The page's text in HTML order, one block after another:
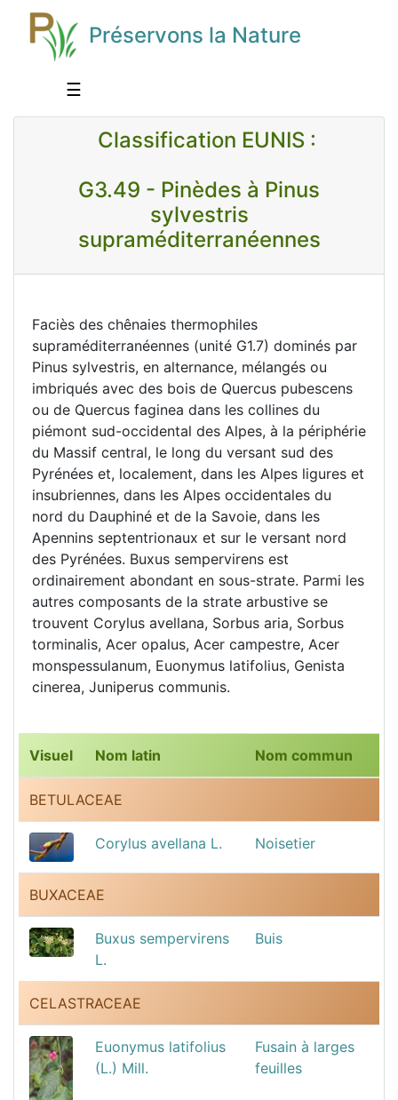
Préservons la Nature
☰
Classification EUNIS :
G3.49 - Pinèdes à Pinus
sylvestris
supraméditerranéennes
Faciès des chênaies thermophiles
supraméditerranéennes (unité G1.7) dominés par
Pinus sylvestris, en alternance, mélangés ou
imbriqués avec des bois de Quercus pubescens
ou de Quercus faginea dans les collines du
piémont sud-occidental des Alpes, à la périphérie
du Massif central, le long du versant sud des
Pyrénées et, localement, dans les Alpes ligures et
insubriennes, dans les Alpes occidentales du
nord du Dauphiné et de la Savoie, dans les
Apennins septentrionaux et sur le versant nord
des Pyrénées. Buxus sempervirens est
ordinairement abondant en sous-strate. Parmi les
autres composants de la strate arbustive se
trouvent Corylus avellana, Sorbus aria, Sorbus
torminalis, Acer opalus, Acer campestre, Acer
monspessulanum, Euonymus latifolius, Genista
cinerea, Juniperus communis.
Visuel Nom latin Nom commun
BETULACEAE
Corylus avellana L. Noisetier
BUXACEAE
Buxus sempervirens
L.
Buis
CELASTRACEAE
Euonymus latifolius
(L.) Mill.
Fusain à larges
feuilles